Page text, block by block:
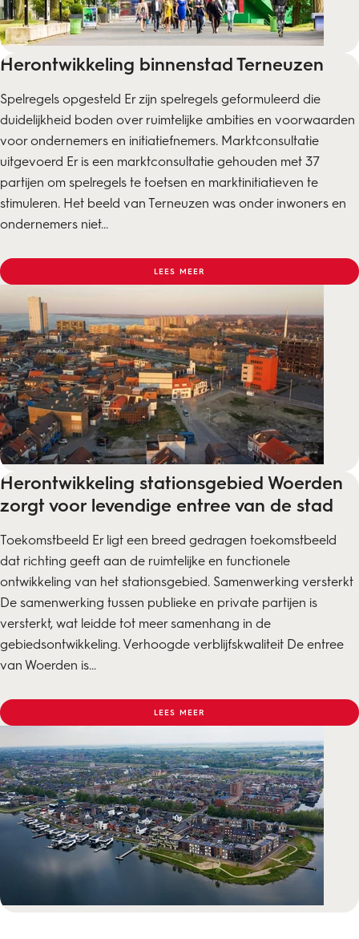
Herontwikkeling binnenstad Terneuzen
Spelregels opgesteld Er zijn spelregels geformuleerd die
duidelijkheid boden over ruimtelijke ambities en voorwaarden
voor ondernemers en initiatiefnemers. Marktconsultatie
uitgevoerd Er is een marktconsultatie gehouden met 37
partijen om spelregels te toetsen en marktinitiatieven te
stimuleren. Het beeld van Terneuzen was onder inwoners en
ondernemers niet...
LEES MEER
Herontwikkeling stationsgebied Woerden
zorgt voor levendige entree van de stad
Toekomstbeeld Er ligt een breed gedragen toekomstbeeld
dat richting geeft aan de ruimtelijke en functionele
ontwikkeling van het stationsgebied. Samenwerking versterkt
De samenwerking tussen publieke en private partijen is
versterkt, wat leidde tot meer samenhang in de
gebiedsontwikkeling. Verhoogde verblijfskwaliteit De entree
van Woerden is...
LEES MEER